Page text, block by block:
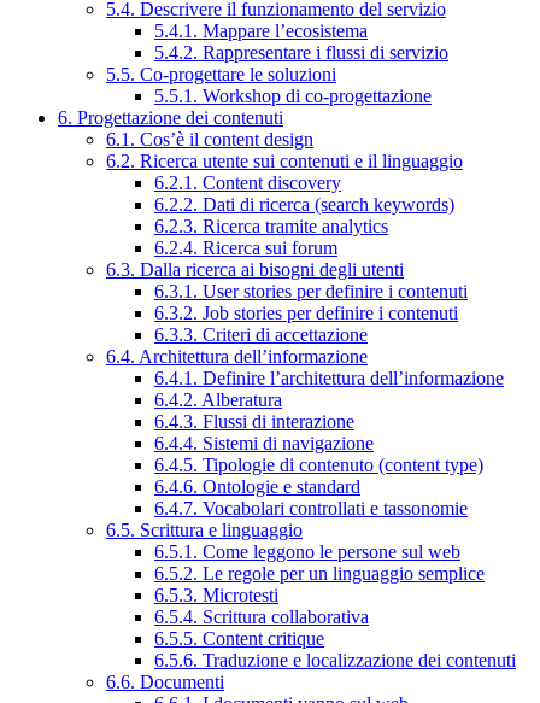
5.4. Descrivere il funzionamento del servizio
5.4.1. Mappare l’ecosistema
5.4.2. Rappresentare i flussi di servizio
5.5. Co-progettare le soluzioni
5.5.1. Workshop di co-progettazione
6. Progettazione dei contenuti
6.1. Cos’è il content design
6.2. Ricerca utente sui contenuti e il linguaggio
6.2.1. Content discovery
6.2.2. Dati di ricerca (search keywords)
6.2.3. Ricerca tramite analytics
6.2.4. Ricerca sui forum
6.3. Dalla ricerca ai bisogni degli utenti
6.3.1. User stories per definire i contenuti
6.3.2. Job stories per definire i contenuti
6.3.3. Criteri di accettazione
6.4. Architettura dell’informazione
6.4.1. Definire l’architettura dell’informazione
6.4.2. Alberatura
6.4.3. Flussi di interazione
6.4.4. Sistemi di navigazione
6.4.5. Tipologie di contenuto (content type)
6.4.6. Ontologie e standard
6.4.7. Vocabolari controllati e tassonomie
6.5. Scrittura e linguaggio
6.5.1. Come leggono le persone sul web
6.5.2. Le regole per un linguaggio semplice
6.5.3. Microtesti
6.5.4. Scrittura collaborativa
6.5.5. Content critique
6.5.6. Traduzione e localizzazione dei contenuti
6.6. Documenti